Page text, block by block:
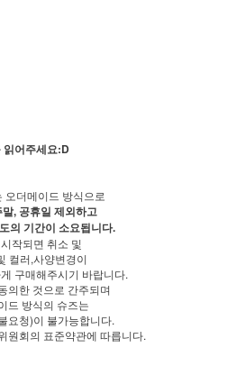
읽어주세요:D
오더메이드 방식으로
, 공휴일 제외하고
의 기간이 소요됩니다.
작되면 취소 및
컬러,사양변경이
구매해주시기 바랍니다.
의한 것으로 간주되며
드 방식의 슈즈는
요청)이 불가능합니다.
원회의 표준약관에 따릅니다.